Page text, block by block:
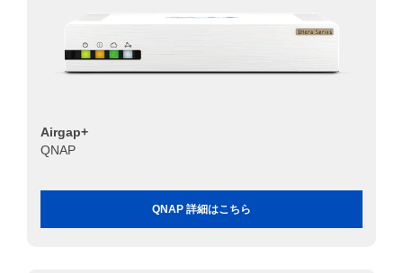
Airgap+
QNAP
QNAP 詳細はこちら